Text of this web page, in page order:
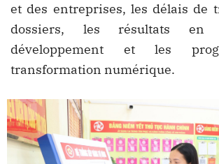
et des entreprises, les délais de
dossiers, les résultats en
développement et les
transformation numérique.